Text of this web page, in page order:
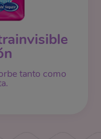
tanto como